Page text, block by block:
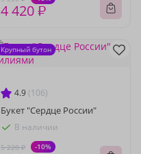
4 420 ₽
4.9 (106)
Букет "Сердце России"
В наличии
5 220 ₽ -10%
Крупный бутон